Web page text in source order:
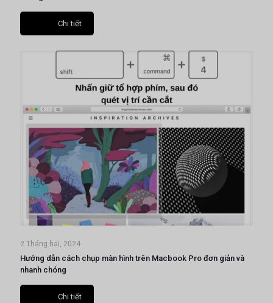
Chi tiết
2 Tháng hai, 2024
Hướng dẫn cách chụp màn hình trên Macbook Pro đơn giản và
nhanh chóng
Chi tiết